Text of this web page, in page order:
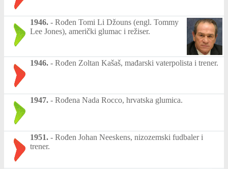
1946. - Rođen Tomi Li Džouns (engl. Tommy
Lee Jones), američki glumac i režiser.
1946. - Rođen Zoltan Kašaš, mađarski vaterpolista i trener.
1947. - Rođena Nada Rocco, hrvatska glumica.
1951. - Rođen Johan Neeskens, nizozemski fudbaler i
trener.